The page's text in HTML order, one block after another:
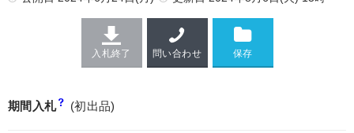
入札終了 問い合わせ
期間入札 (初出品)